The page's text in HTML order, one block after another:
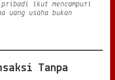
pribadi ikut mencampuri
uang usaha bukan
Tanpa